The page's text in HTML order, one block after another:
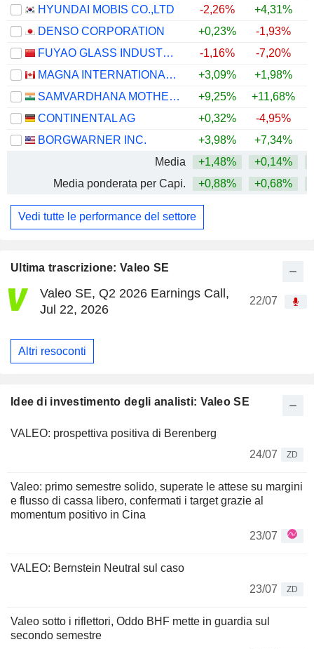
Ultima trascrizione: Valeo SE
Valeo SE, Q2 2026 Earnings Call,
Jul 22, 2026
22/07
Altri resoconti
Idee di investimento degli analisti: Valeo SE
VALEO: prospettiva positiva di Berenberg
24/07
ZD
Valeo: primo semestre solido, superate le attese su margini
e flusso di cassa libero, confermati i target grazie al
momentum positivo in Cina
23/07
VALEO: Bernstein Neutral sul caso
23/07
ZD
Valeo sotto i riflettori, Oddo BHF mette in guardia sul
secondo semestre
HYUNDAI MOBIS CO.,LTD
-2,26% +4,31%
DENSO CORPORATION
+0,23% -1,93%
FUYAO GLASS INDUSTRY GROUP CO., LTD.
-1,16% -7,20%
MAGNA INTERNATIONAL INC.
+3,09% +1,98%
SAMVARDHANA MOTHERSON INTERNATIONAL LIMITED
+9,25% +11,68%
CONTINENTAL AG
+0,32% -4,95%
BORGWARNER INC.
+3,98% +7,34%
Media
+1,48% +0,14%
Media ponderata per Capi.
+0,88% +0,68%
Vedi tutte le performance del settore